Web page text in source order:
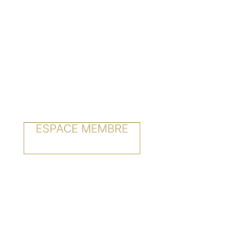
ESPACE MEMBRE